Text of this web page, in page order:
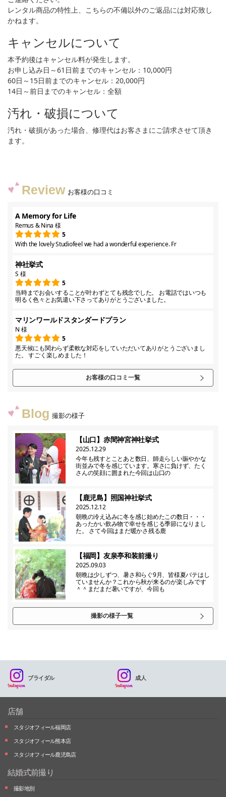
レンタル商品の特性上、こちらの不備以外のご返品には対応致し
かねます。
キャンセルについて
本予約後はキャンセル料が発生します。
お申し込み日～61日前までのキャンセル：10,000円
60日～15日前までのキャンセル：20,000円
14日～前日までのキャンセル：全額
汚れ・破損について
汚れ・破損があった場合、修理代はお客さまにご請求させて頂き
ます。
Review お客様の口コミ
A Memory for Life
Remus & Nina 様
5
With the lovely Studiofeel we had a wonderful experience. Fr
神社挙式
S 様
5
当時までお会いすることが叶わずとても残念でした。 お電話ではいつも
明るく色々とお気遣い下さってありがとうございました。
マリンワールドスタンダードプラン
N 様
5
悪天候にも関わらず柔軟な対応をしていただいてありがとうございまし
た。 すごく楽しめました！
お客様の口コミ一覧
Blog 撮影の様子
【山口】赤間神宮神社挙式
2025.12.29
今年も残すとことあと数日、師走らしい賑やかな
街並みで冬を感じています。寒さに負けず、たく
さんの笑顔に囲まれた今回は山口の
【鹿児島】照国神社挙式
2025.12.12
朝晩の冷え込みに冬を感じ始めたこの数日・・・
あったかい飲み物で幸せを感じる季節になりまし
た。 さて今回はまだ暖かさ残る鹿
【福岡】友泉亭和装前撮り
2025.09.03
朝晩は少しずつ、暑さ和らぐ9月、皆様夏バテはし
ていませんか？これから秋が来るのが楽しみです
＾＾まだまだ暑いですが、今回も
撮影の様子一覧
ブライダル 成人
店舗
スタジオフィール福岡店
スタジオフィール熊本店
スタジオフィール鹿児島店
結婚式前撮り
撮影地別